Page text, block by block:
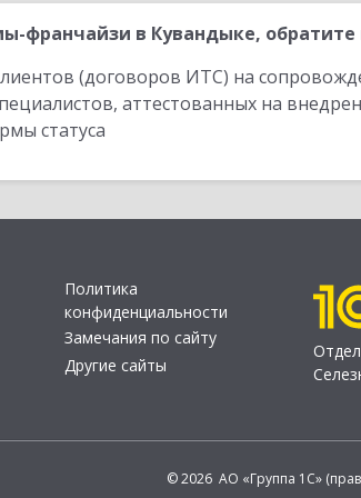
франчайзи в Кувандыке, обратите
(договоров ИТС) на
аттестованных на
статуса
Политика
конфиденциальности
Замечания по сайту
Другие сайты
© 2026 АО «Группа 1С»